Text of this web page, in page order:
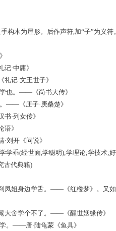
构木为屋形。后作声符,加“子”为义
·中庸》
记·文王世子》
也。——《尚书大传》
——《庄子·庚桑楚》
·列女传》
》
刘开《问说》
学乖(经世面,学聪明);学理论;学技术;
古代典籍)
凤姐身边学舌。——《红楼梦》。又
大舍学个不了。——《醒世姻缘传》
。——唐·陆龟蒙《鱼具》